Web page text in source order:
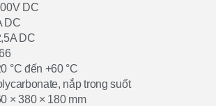
DC
DC
DC
°C đến +60 °C
nắp trong suốt
× 380 × 180 mm